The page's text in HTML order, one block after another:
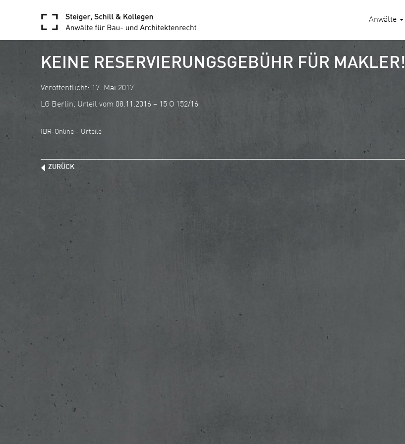
Anwälte
KEINE RESERVIERUNGSGEBÜHR FÜR MAKLER!
Veröffentlicht: 17. Mai 2017
LG Berlin, Urteil vom 08.11.2016 – 15 O 152/16
IBR-Online - Urteile
ZURÜCK